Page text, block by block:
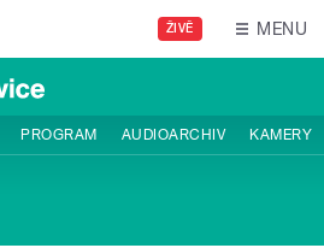
ŽIVĚ MENU
PROGRAM AUDIOARCHIV KAMERY